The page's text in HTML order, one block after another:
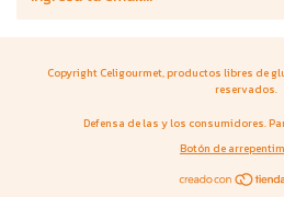
Copyright Celigourmet, productos libres de
reservados.
Defensa de las y los consumidores.
Botón de